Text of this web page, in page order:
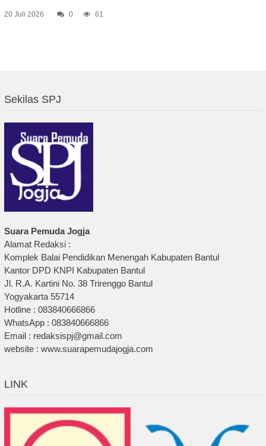
20 Juli 2026 0 61
Sekilas SPJ
Suara Pemuda Jogja
Alamat Redaksi :
Komplek Balai Pendidikan Menengah Kabupaten Bantul
Kantor DPD KNPI Kabupaten Bantul
Jl. R.A. Kartini No. 38 Trirenggo Bantul
Yogyakarta 55714
Hotline : 083840666866
WhatsApp : 083840666866
Email : redaksispj@gmail.com
website : www.suarapemudajogja.com
LINK